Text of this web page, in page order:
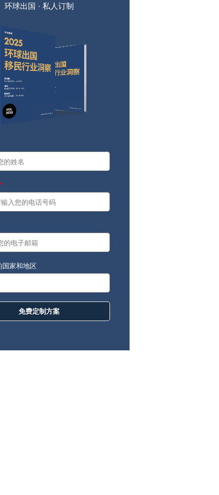
环球出国 · 私人订制
国家和地区
免费定制方案